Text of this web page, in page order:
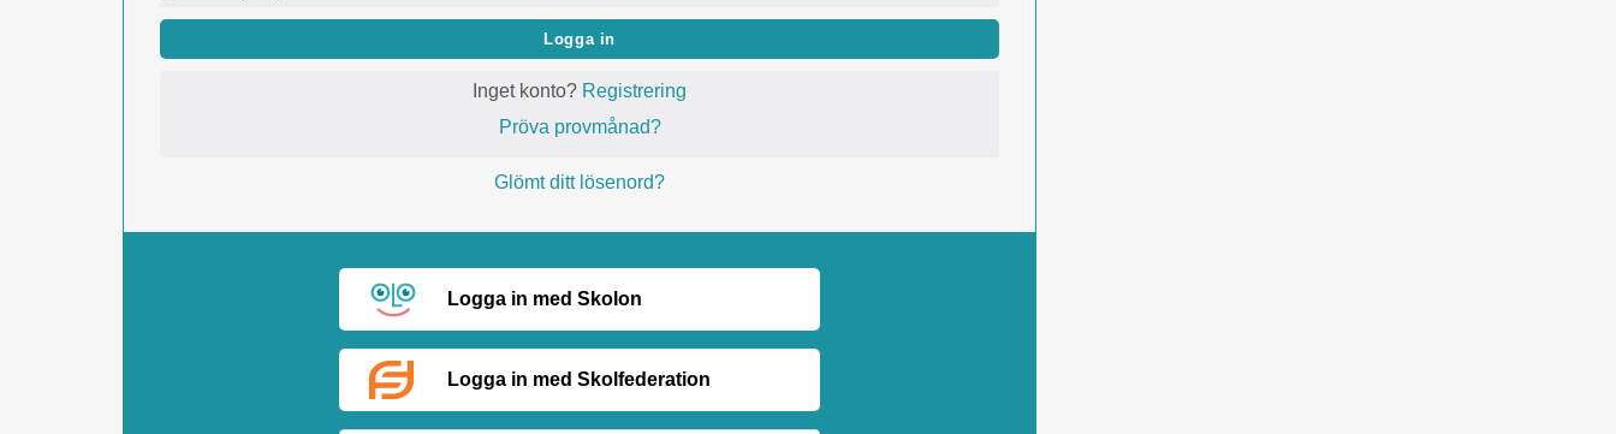
Logga in
Inget konto? Registrering
Pröva provmånad?
Glömt ditt lösenord?
Logga in med Skolon
Logga in med Skolfederation